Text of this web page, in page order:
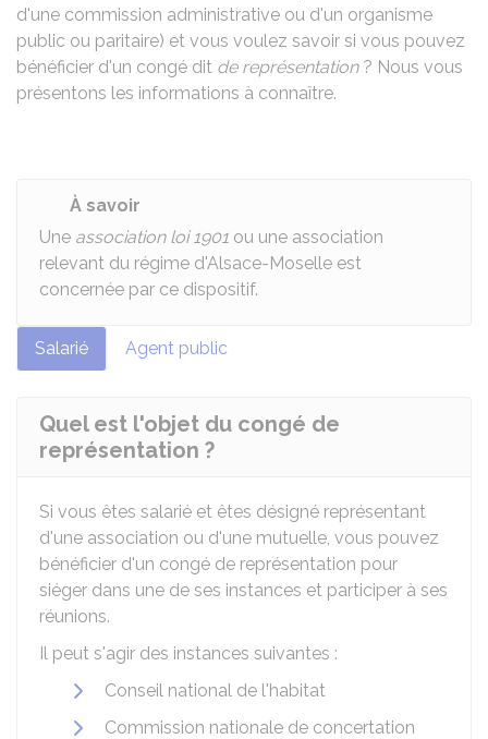
d'une commission administrative ou d'un organisme
public ou paritaire) et vous voulez savoir si vous pouvez
bénéficier d'un congé dit de représentation? Nous vous
présentons les informations à connaître.
À savoir
Une association loi 1901 ou une association
relevant du régime d'Alsace-Moselle est
concernée par ce dispositif.
Salarié Agent public
Quel est l'objet du congé de
représentation ?
Si vous êtes salarié et êtes désigné représentant
d'une association ou d'une mutuelle, vous pouvez
bénéficier d'un congé de représentation pour
siéger dans une de ses instances et participer à ses
réunions.
Il peut s'agir des instances suivantes :
Conseil national de l'habitat
Commission nationale de concertation